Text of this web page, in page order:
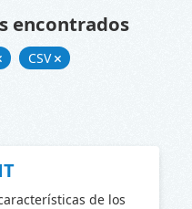
encontrados
CSV
de los